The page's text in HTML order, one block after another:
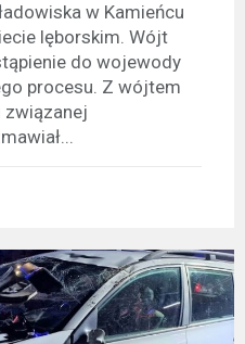
w Kamieńcu
lęborskim. Wójt
do wojewody
procesu. Z wójtem
związanej